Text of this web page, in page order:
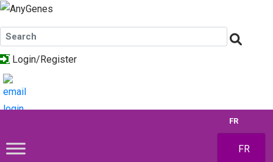
Login/Register
FR
FR